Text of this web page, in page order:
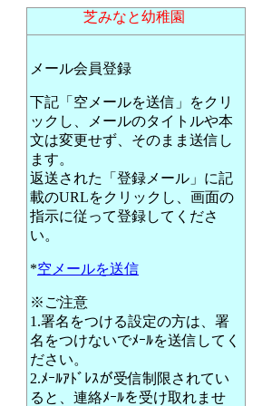
芝みなと幼稚園
メール会員登録
下記「空メールを送信」をクリ
ックし、メールのタイトルや本
文は変更せず、そのまま送信し
ます。
返送された「登録メール」に記
載のURLをクリックし、画面の
指示に従って登録してくださ
い。
*空メールを送信
※ご注意
1.署名をつける設定の方は、署
名をつけないでﾒｰﾙを送信してく
ださい。
2.ﾒｰﾙｱﾄﾞﾚｽが受信制限されてい
ると、連絡ﾒｰﾙを受け取れませ